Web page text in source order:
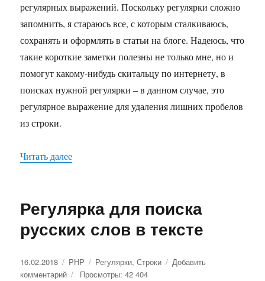
регулярных выражений. Поскольку регулярки сложно
запомнить, я стараюсь все, с которым сталкиваюсь,
сохранять и оформлять в статьи на блоге. Надеюсь, что
такие короткие заметки полезны не только мне, но и
помогут какому-нибудь скитальцу по интернету, в
поисках нужной регулярки – в данном случае, это
регулярное выражение для удаления лишних пробелов
из строки.
Читать далее
Регулярка для поиска
русских слов в тексте
Опубликовано
16.02.2018 Рубрики
PHP Метки
Регулярки,Строки
Добавить
комментарий
Просмотры: 42 404